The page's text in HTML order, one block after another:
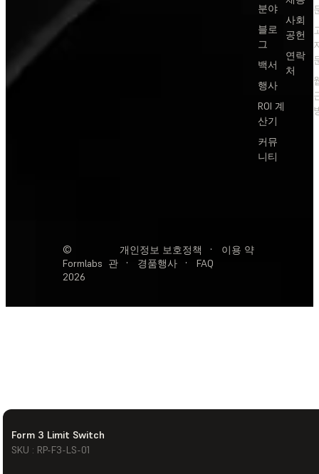
Form 3 Limit Switch
SKU : RP-F3-LS-01
분야
블로
그
백서
행사
ROI 계
산기
커뮤
니티
사회
공헌
연락
처
©
Formlabs
2026
개인정보 보호정책 ·
이용 약
관
· 경품행사 · FAQ